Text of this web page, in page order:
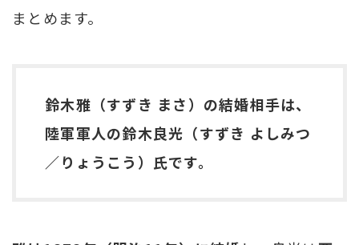
まとめます。
鈴木雅（すずき まさ）の結婚相手は、
陸軍軍人の鈴木良光（すずき よしみつ
／りょうこう）氏です。